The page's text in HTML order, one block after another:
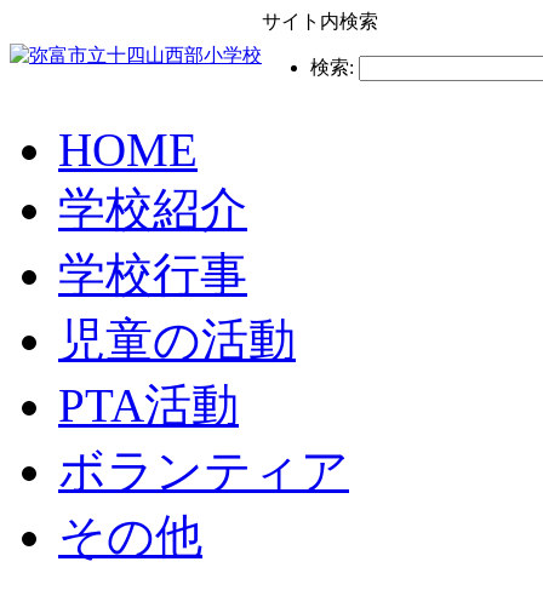
サイト内検索
検索:
HOME
学校紹介
学校行事
児童の活動
PTA活動
ボランティア
その他